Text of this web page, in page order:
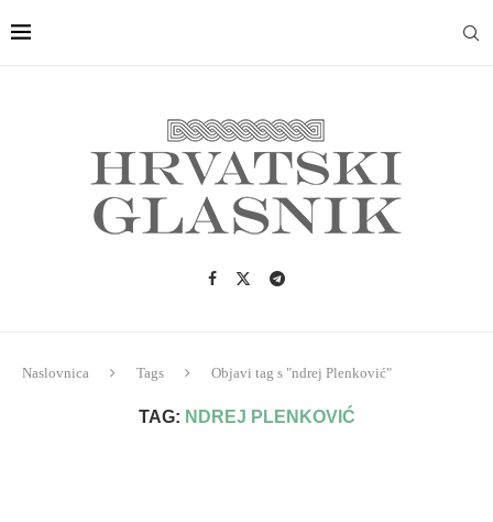
Naslovnica Tags Objavi tag s "ndrej Plenković"
TAG: NDREJ PLENKOVIĆ